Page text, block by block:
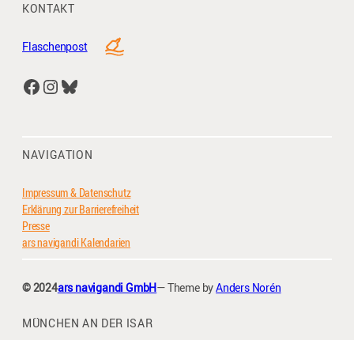
KONTAKT
Flaschenpost
Facebook InstagramBluesky
NAVIGATION
Impressum & Datenschutz
Erklärung zur Barrierefreiheit
Presse
ars navigandi Kalendarien
© 2024ars navigandi GmbH— Theme byAnders Norén
MÜNCHEN AN DER ISAR